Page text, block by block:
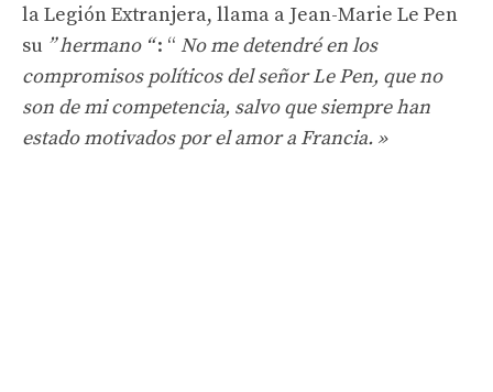
la Legión Extranjera, llama a Jean-Marie Le Pen
su ” hermano “: “ No me detendré en los
compromisos políticos del señor Le Pen, que no
son de mi competencia, salvo que siempre han
estado motivados por el amor a Francia. »